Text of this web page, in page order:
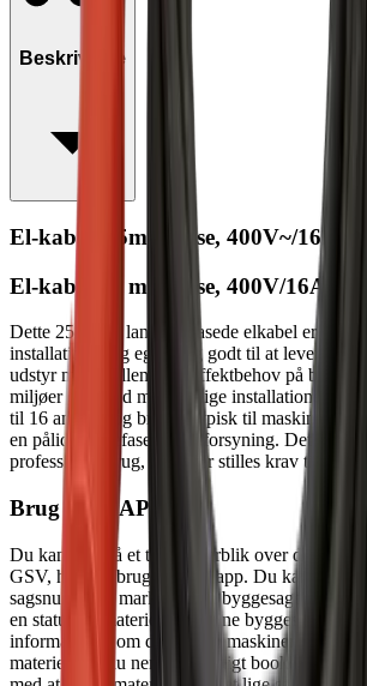
Beskrivelse
El-kabel, 25m, 3 fase, 400V~/16A
El‑kabel 25 m, 3 fase, 400V/16A
Dette 25 meter lange trefasede elkabel er
installationer og egner sig godt til at levere
udstyr med mellemstort effektbehov på
miljøer eller ved midlertidige installationer.
til 16 ampere og bruges typisk til maskiner
en pålidelig trefaset strømforsyning. Det er
professionel brug, hvor der stilles krav til
Brug GSV APP
Du kan altid få et totalt overblik over det
GSV, hvis du bruger vores app. Du kan søge
sagsnumre og markere dine byggesager som
en status på materiellet på dine byggesites. Du
informationer om de enkelte maskiner og skal
materiel kan du nemt og hurtigt booke via